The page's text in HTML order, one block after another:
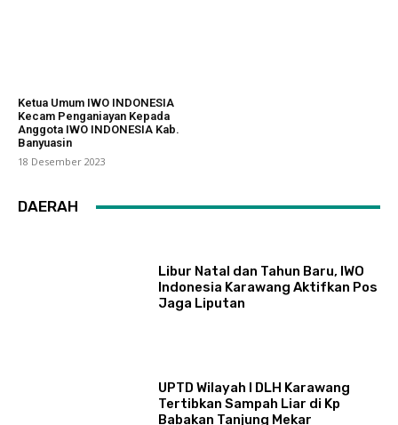
Ketua Umum IWO INDONESIA
Kecam Penganiayan Kepada
Anggota IWO INDONESIA Kab.
Banyuasin
18 Desember 2023
DAERAH
Libur Natal dan Tahun Baru, IWO
Indonesia Karawang Aktifkan Pos
Jaga Liputan
UPTD Wilayah I DLH Karawang
Tertibkan Sampah Liar di Kp
Babakan Tanjung Mekar